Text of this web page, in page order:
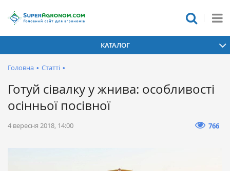
КАТАЛОГ
Головна • Статті •
Готуй сівалку у жнива: особливості
осінньої посівної
4 вересня 2018, 14:00 766